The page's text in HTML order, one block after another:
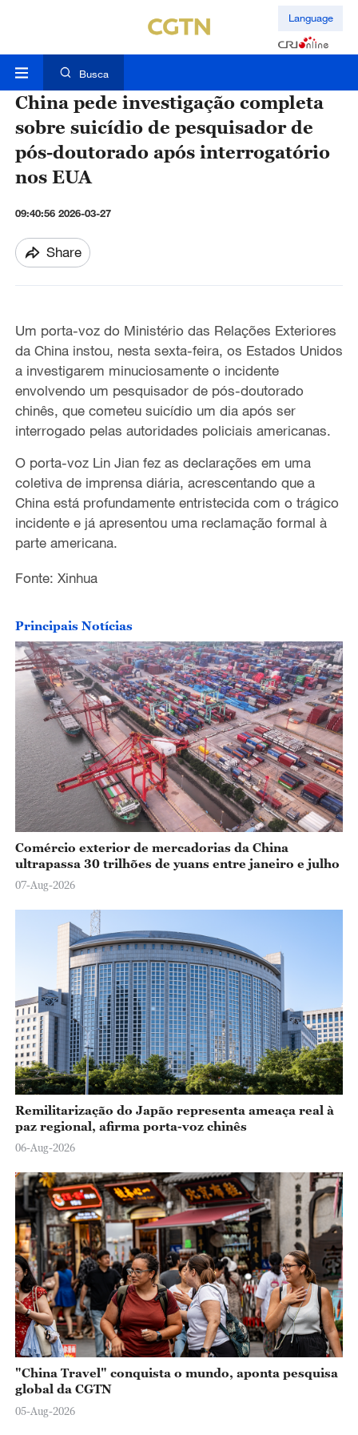
Language
Busca
China pede investigação completa
sobre suicídio de pesquisador de
pós-doutorado após interrogatório
nos EUA
09:40:56 2026-03-27
Share
Um porta-voz do Ministério das Relações Exteriores
da China instou, nesta sexta-feira, os Estados Unidos
a investigarem minuciosamente o incidente
envolvendo um pesquisador de pós-doutorado
chinês, que cometeu suicídio um dia após ser
interrogado pelas autoridades policiais americanas.
O porta-voz Lin Jian fez as declarações em uma
coletiva de imprensa diária, acrescentando que a
China está profundamente entristecida com o trágico
incidente e já apresentou uma reclamação formal à
parte americana.
Fonte: Xinhua
Principais Notícias
Comércio exterior de mercadorias da China
ultrapassa 30 trilhões de yuans entre janeiro e julho
07-Aug-2026
Remilitarização do Japão representa ameaça real à
paz regional, afirma porta-voz chinês
06-Aug-2026
"China Travel" conquista o mundo, aponta pesquisa
global da CGTN
05-Aug-2026